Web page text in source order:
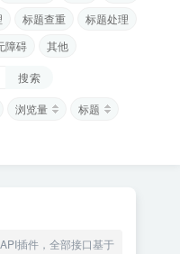
标题查重
标题处理
障碍 其他
搜索
浏览量
标题
插件，全部接口基于